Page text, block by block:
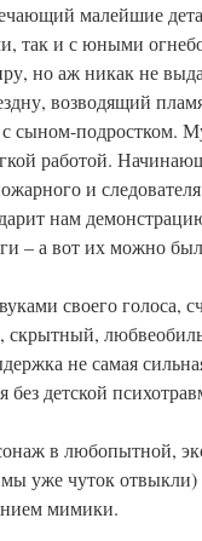
малейшие
так и с юными
но аж никак не
возводящий
сыном-подростком.
работой.
и
нам
– а вот их можно
своего голоса,
скрытный,
не самая
детской
в любопытной,
уже чуток
мимики.